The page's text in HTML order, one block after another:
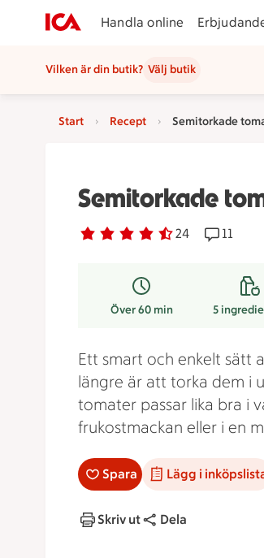
Handla online
Vilken är din butik? Välj butik
Start Recept Semitorkade
Semitorkade
Betyg 4.7 av 5. 24
24 personer har röstatReceptet
11
Över 60 min 5
Ett smart och enkelt sätt
längre är att torka dem i
tomater passar lika bra i
frukostmackan eller i en
Spara Lägg i
Skriv ut Dela